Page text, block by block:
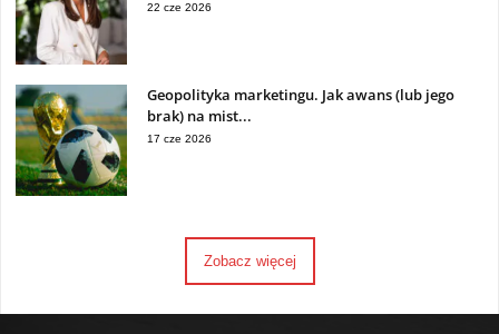
22 cze 2026
Geopolityka marketingu. Jak awans (lub jego
brak) na mist...
17 cze 2026
Zobacz więcej